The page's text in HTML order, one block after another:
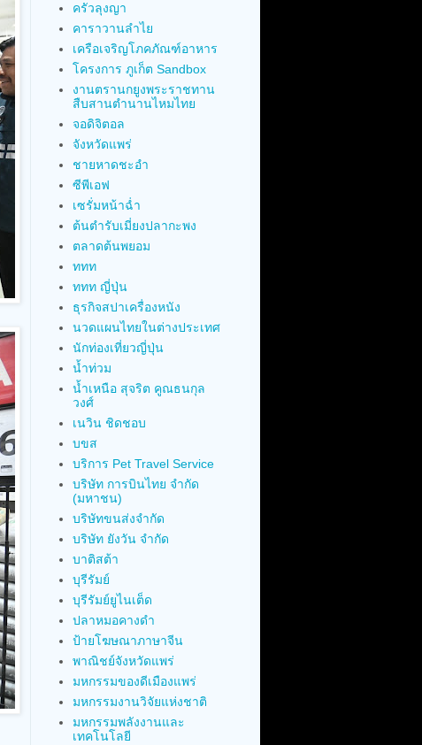
ครัวลุงญา
คาราวานลำไย
เครือเจริญโภคภัณฑ์อาหาร
โครงการ ภูเก็ต Sandbox
งานตรานกยูงพระราชทาน
สืบสานตำนานไหมไทย
จอดิจิตอล
จังหวัดแพร่
ชายหาดชะอำ
ซีพีเอฟ
เซรั่มหน้าฉ่ำ
ต้นตำรับเมี่ยงปลากะพง
ตลาดต้นพยอม
ททท
ททท ญี่ปุ่น
ธุรกิจสปาเครื่องหนัง
นวดแผนไทยในต่างประเทศ
นักท่องเที่ยวญี่ปุ่น
น้ำท่วม
น้ำเหนือ สุจริต คูณธนกุล
วงศ์
เนวิน ชิดชอบ
บขส
บริการ Pet Travel Service
บริษัท การบินไทย จำกัด
(มหาชน)
บริษัทขนส่งจำกัด
บริษัท ยังวัน จำกัด
บาติสต้า
บุรีรัมย์
บุรีรัมย์ยูไนเต็ด
ปลาหมอคางดำ
ป้ายโฆษณาภาษาจีน
พาณิชย์จังหวัดแพร่
มหกรรมของดีเมืองแพร่
มหกรรมงานวิจัยแห่งชาติ
มหกรรมพลังงานและ
เทคโนโลยี